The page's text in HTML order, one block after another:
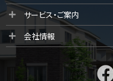
全棟ＬＤＫは16帖の4ＬＤＫ！
サービス・ご案内
会社情報